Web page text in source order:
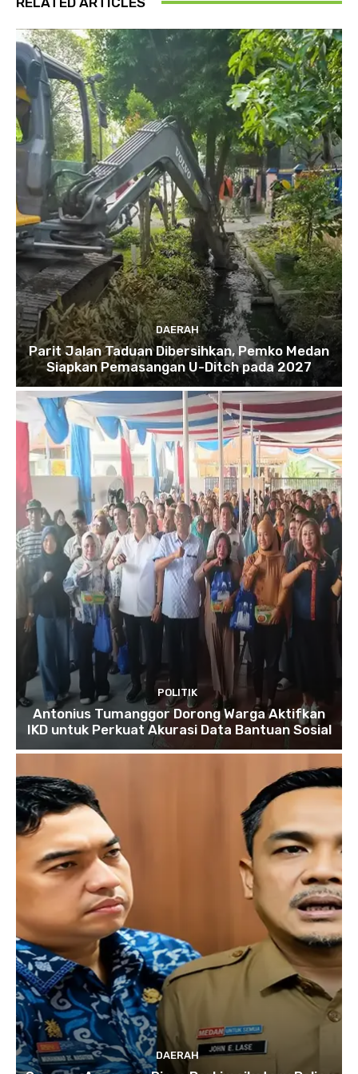
DAERAH
Parit Jalan Taduan Dibersihkan, Pemko Medan
Siapkan Pemasangan U-Ditch pada 2027
POLITIK
Antonius Tumanggor Dorong Warga Aktifkan
IKD untuk Perkuat Akurasi Data Bantuan Sosial
DAERAH